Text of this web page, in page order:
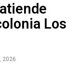
Los
2026